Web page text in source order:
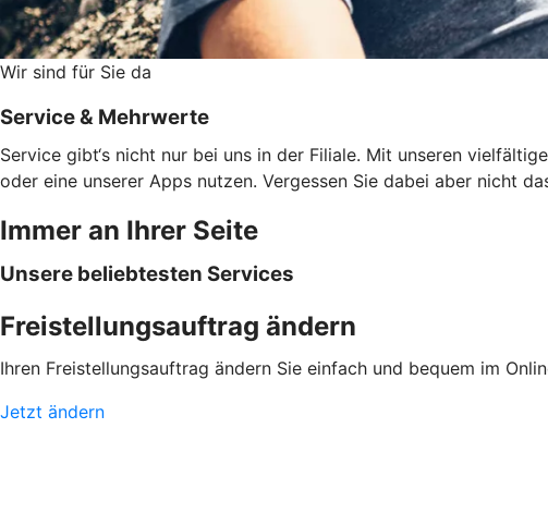
Wir sind für Sie da
Service & Mehrwerte
Service gibt‘s nicht nur bei uns in der Filiale. Mit unseren
oder eine unserer Apps nutzen. Vergessen Sie dabei aber nicht
Immer an Ihrer Seite
Unsere beliebtesten Services
Freistellungsauftrag ändern
Ihren Freistellungsauftrag ändern Sie einfach und bequem im
Jetzt ändern